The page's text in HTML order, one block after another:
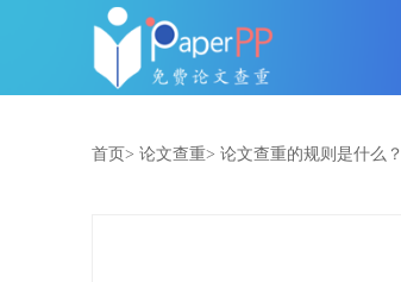
首页> 论文查重> 论文查重的规则是什么？